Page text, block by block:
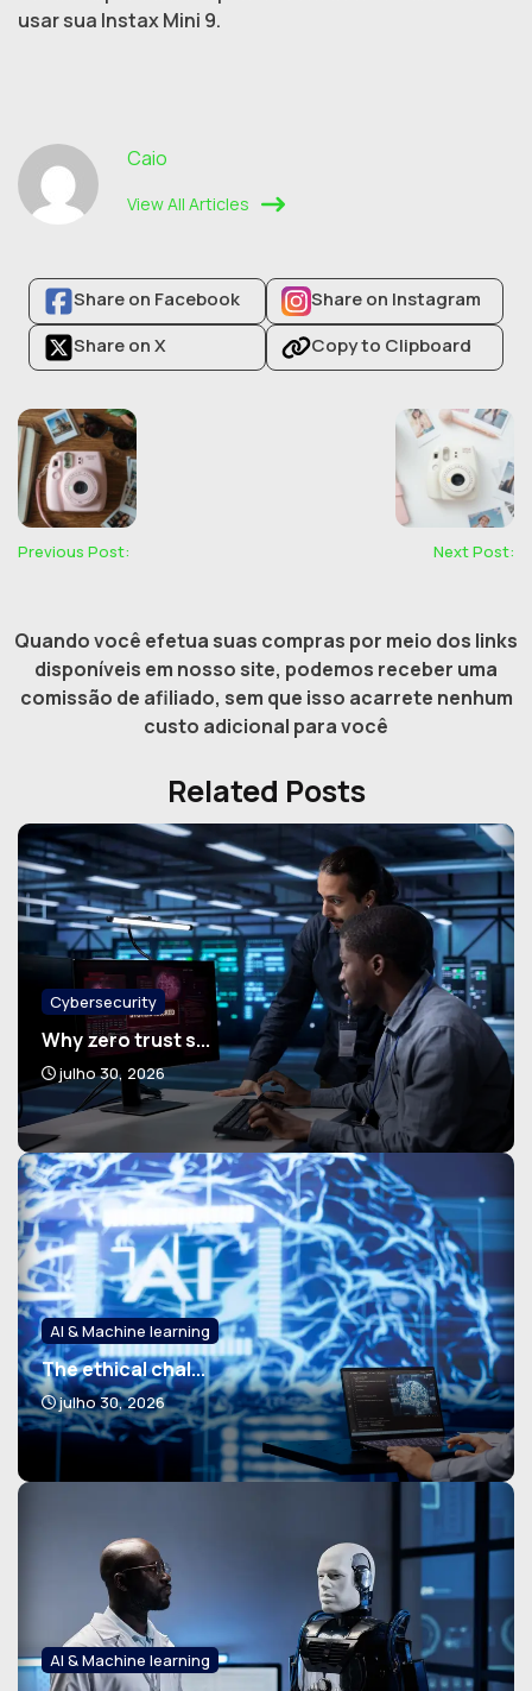
usar sua Instax Mini 9.
Caio
View All Articles
Share on Facebook
Share on Instagram
Share on X
Copy to Clipboard
Previous Post: Next Post:
Quando você efetua suas compras por meio dos links
disponíveis em nosso site, podemos receber uma
comissão de afiliado, sem que isso acarrete nenhum
custo adicional para você
Related Posts
Cybersecurity
Why zero trust s...
julho 30, 2026
AI & Machine learning
The ethical chal...
julho 30, 2026
AI & Machine learning